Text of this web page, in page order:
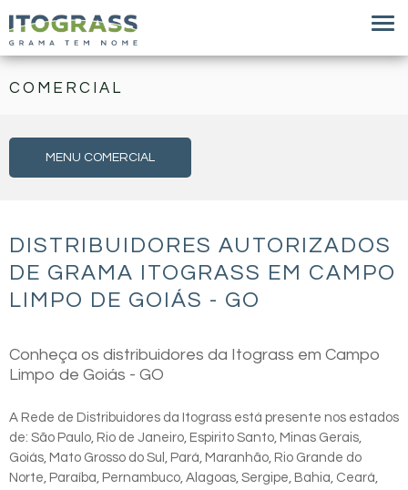
COMERCIAL
MENU COMERCIAL
DISTRIBUIDORES AUTORIZADOS
DE GRAMA ITOGRASS EM CAMPO
LIMPO DE GOIÁS - GO
Conheça os distribuidores da Itograss em Campo
Limpo de Goiás - GO
A Rede de Distribuidores da Itograss está presente nos estados
de: São Paulo, Rio de Janeiro, Espirito Santo, Minas Gerais,
Goiás, Mato Grosso do Sul, Pará, Maranhão, Rio Grande do
Norte, Paraíba, Pernambuco, Alagoas, Sergipe, Bahia, Ceará,